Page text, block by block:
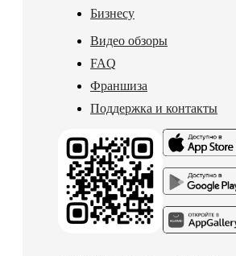
Бизнесу
Видео обзоры
FAQ
Франшиза
Поддержка и контакты